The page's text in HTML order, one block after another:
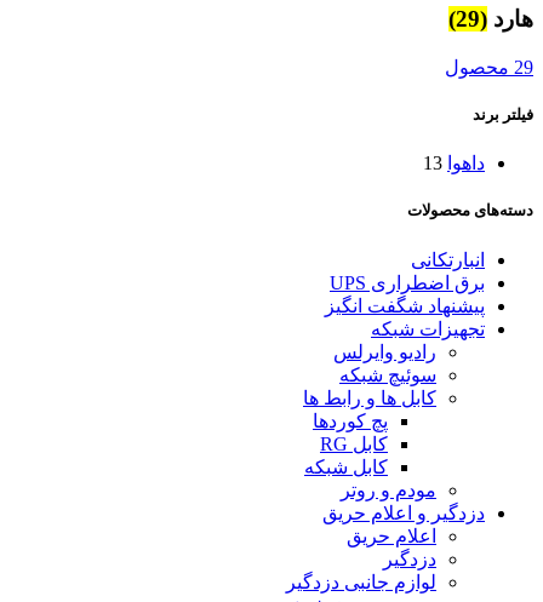
هارد (29)
29 محصول
فیلتر برند
داهوا 13
دسته‌های محصولات
انبارتکانی
برق اضطراری UPS
پیشنهاد شگفت انگیز
تجهیزات شبکه
رادیو وایرلس
سوئیچ شبکه
کابل ها و رابط ها
پچ کوردها
کابل RG
کابل شبکه
مودم و روتر
دزدگیر و اعلام حریق
اعلام حریق
دزدگیر
لوازم جانبی دزدگیر